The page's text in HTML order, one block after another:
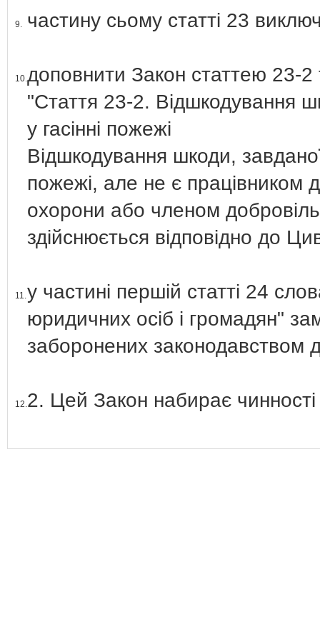
9. частину сьому статті 23
10.доповнити Закон статтею 23-2
"Стаття 23-2. Відшкодування
у гасінні пожежі
Відшкодування шкоди,
пожежі, але не є працівником
охорони або членом
здійснюється відповідно до
11.у частині першій статті 24
юридичних осіб і громадян"
заборонених законодавством
12.2. Цей Закон набирає чинності